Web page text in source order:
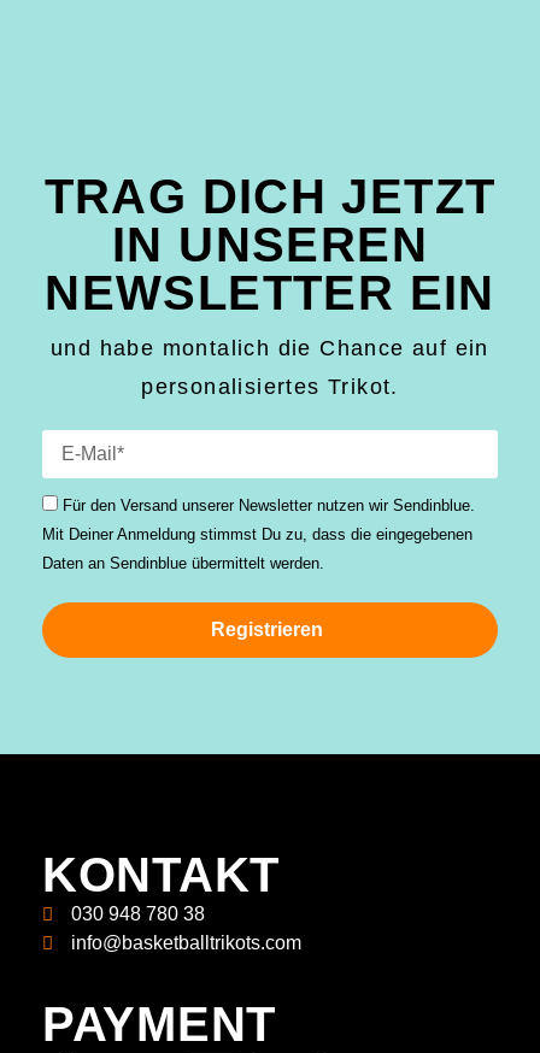
TRAG DICH JETZT
IN UNSEREN
NEWSLETTER EIN
und habe montalich die Chance auf ein
personalisiertes Trikot.
Für den Versand unserer Newsletter nutzen wir Sendinblue.
Mit Deiner Anmeldung stimmst Du zu, dass die einge­gebenen
Daten an Sendinblue übermittelt werden.
Registrieren
KONTAKT
030 948 780 38
info@basketballtrikots.com
PAYMENT